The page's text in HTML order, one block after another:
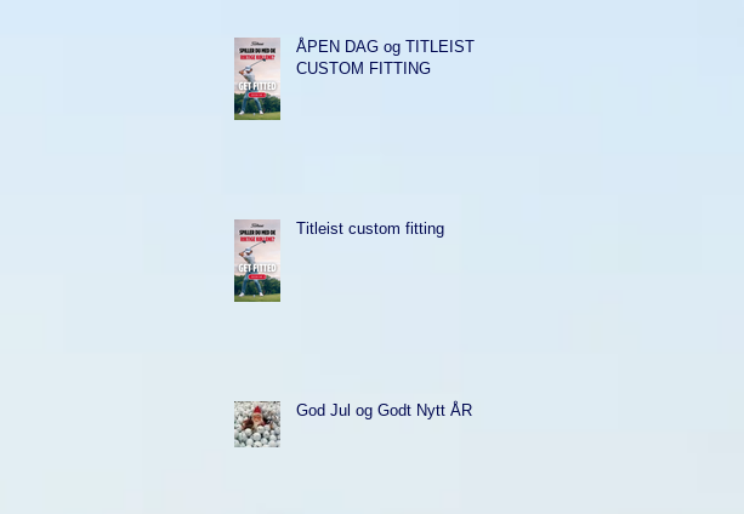
ÅPEN DAG og TITLEIST
CUSTOM FITTING
Titleist custom fitting
God Jul og Godt Nytt ÅR